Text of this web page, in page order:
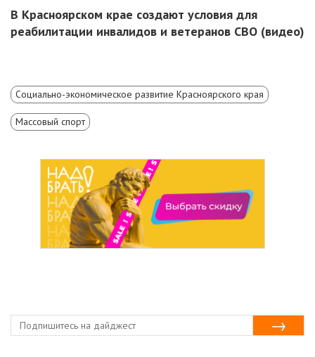
В Красноярском крае создают условия для
реабилитации инвалидов и ветеранов СВО (видео)
Социально-экономическое развитие Красноярского края
Массовый спорт